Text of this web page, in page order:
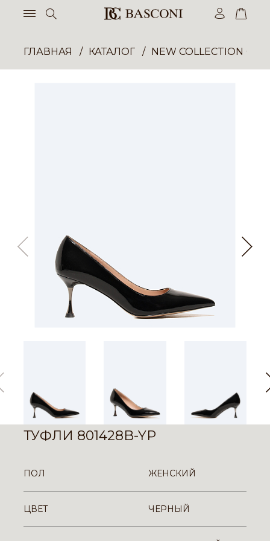
ГЛАВНАЯ КАТАЛОГ NEW COLLECTION
ТУФЛИ 801428B-YP
ПОЛ ЖЕНСКИЙ
ЦВЕТ ЧЕРНЫЙ